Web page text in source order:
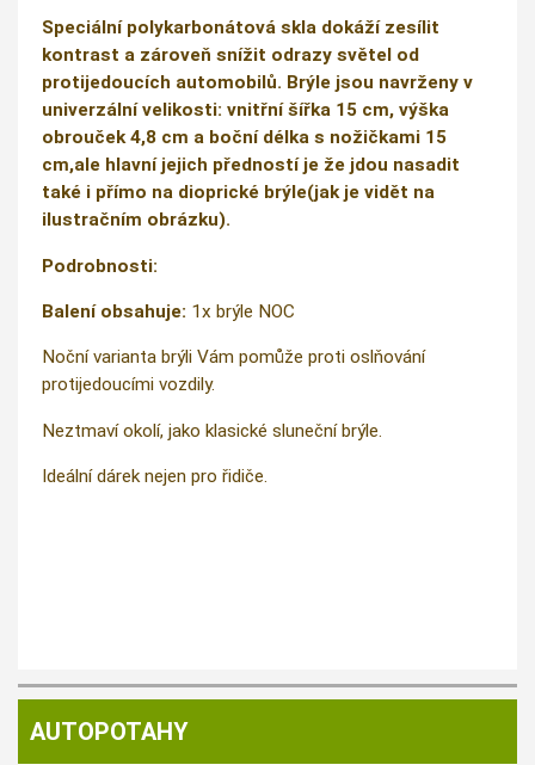
Speciální polykarbonátová skla dokáží zesílit
kontrast a zároveň snížit odrazy světel od
protijedoucích automobilů. Brýle jsou navrženy v
univerzální velikosti: vnitřní šířka 15 cm, výška
obrouček 4,8 cm a boční délka s nožičkami 15
cm,ale hlavní jejich předností je že jdou nasadit
také i přímo na dioprické brýle(jak je vidět na
ilustračním obrázku).
Podrobnosti:
Balení obsahuje: 1x brýle NOC
Noční varianta brýli Vám pomůže proti oslňování
protijedoucími vozdily.
Neztmaví okolí, jako klasické sluneční brýle.
Ideální dárek nejen pro řidiče.
AUTOPOTAHY